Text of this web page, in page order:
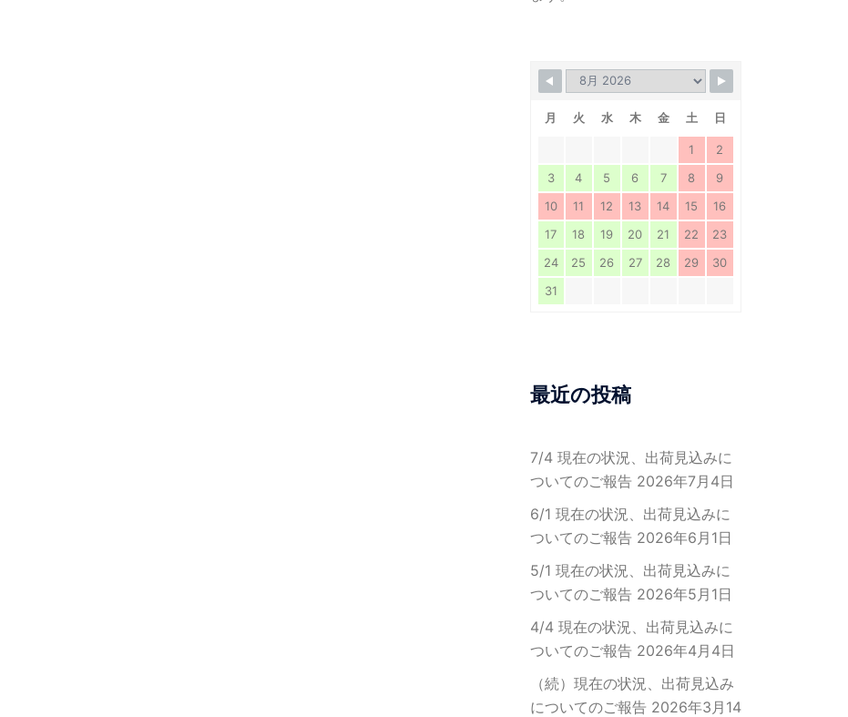
月 火 水 木 金 土 日
1
2
3
4 5 6 7 8
9
10
11 12 13 14 15
16
17
18 19 20 21 22
23
24
25 26 27 28 29
30
31
最近の投稿
7/4 現在の状況、出荷見込みに
ついてのご報告 2026年7月4日
6/1 現在の状況、出荷見込みに
ついてのご報告 2026年6月1日
5/1 現在の状況、出荷見込みに
ついてのご報告 2026年5月1日
4/4 現在の状況、出荷見込みに
ついてのご報告 2026年4月4日
（続）現在の状況、出荷見込み
についてのご報告 2026年3月14